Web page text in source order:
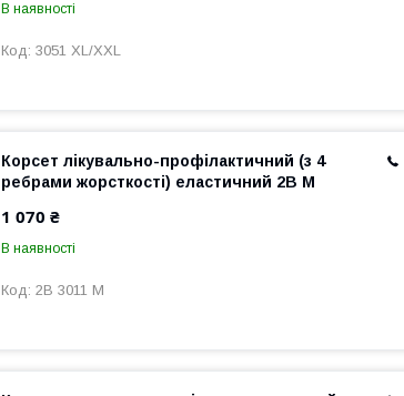
В наявності
3051 XL/XXL
Корсет лікувально-профілактичний (з 4
ребрами жорсткості) еластичний 2В M
1 070 ₴
В наявності
2B 3011 M